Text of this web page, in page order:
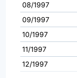
08/1997
09/1997
10/1997
11/1997
12/1997